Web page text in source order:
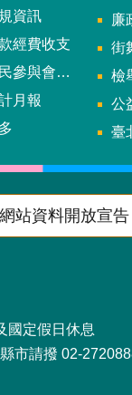
資訊
經費收支
與會議資訊
月報
廉
街
檢
公益
臺北市特定族
站資料開放宣告
南京東路
國定假日休息
市請撥 02-